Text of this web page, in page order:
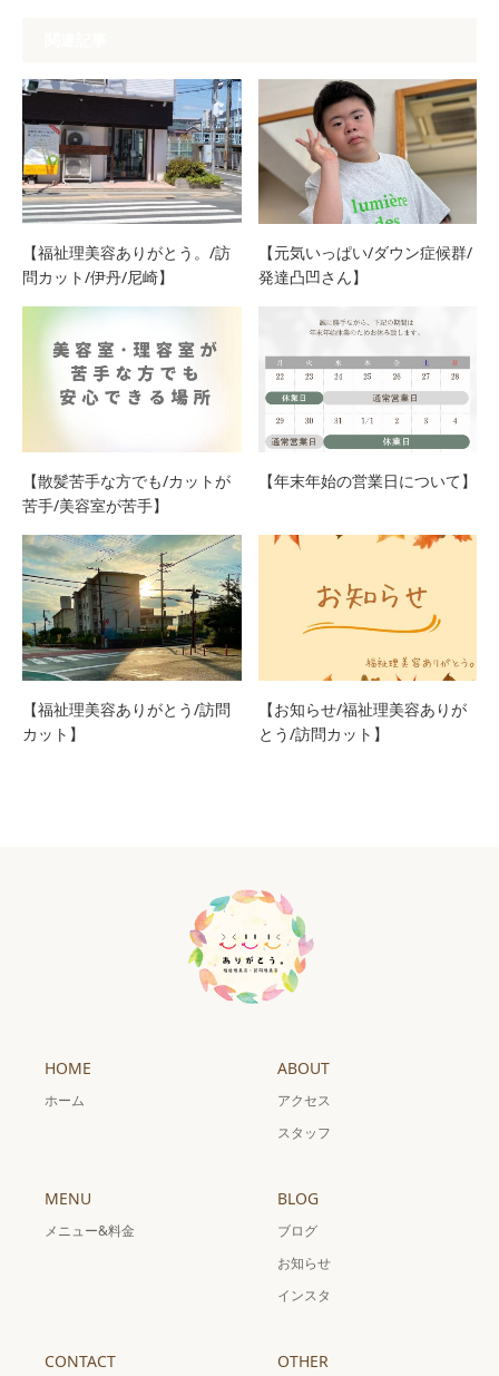
【福祉理美容ありがとう。/訪
問カット/伊丹/尼崎】
【元気いっぱい/ダウン症候群/
発達凸凹さん】
【散髪苦手な方でも/カットが
苦手/美容室が苦手】
【年末年始の営業日について】
【福祉理美容ありがとう/訪問
カット】
【お知らせ/福祉理美容ありが
とう/訪問カット】
HOME
ホーム
ABOUT
アクセス
スタッフ
MENU
メニュー&料金
BLOG
ブログ
お知らせ
インスタ
CONTACT OTHER